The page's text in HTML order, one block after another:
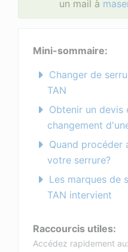
un mail à
Mini-sommaire:
Changer de
TAN
Obtenir un devis
changement
Quand procéder
votre serrure?
Les marques de
TAN intervient
Raccourcis utiles:
Accédez rapidement